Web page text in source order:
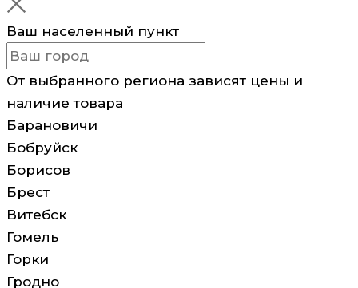
Ваш населенный пункт
От выбранного региона зависят цены и
наличие товара
Барановичи
Бобруйск
Борисов
Брест
Витебск
Гомель
Горки
Гродно